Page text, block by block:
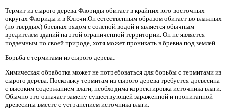
Термит из сырого дерева Флориды обитает в крайних юго-восточных
округах Флориды и в Ключи.Он естественным образом обитает во влажных
(но твердых) бревнах рядом с соленой водой и является обычным
вредителем зданий на этой ограниченной территории. Он не является
подземным по своей природе, хотя может проникать в бревна под землей.
Борьба с термитами из сырого дерева:
Химическая обработка может не потребоваться для борьбы с термитами из
сырого дерева. Поскольку термитам из сырого дерева требуется древесина
с высоким содержанием влаги, необходима корректировка источника влаги.
Обычно это означает замену существующей зараженной и пропитанной
древесины вместе с устранением источника влаги.